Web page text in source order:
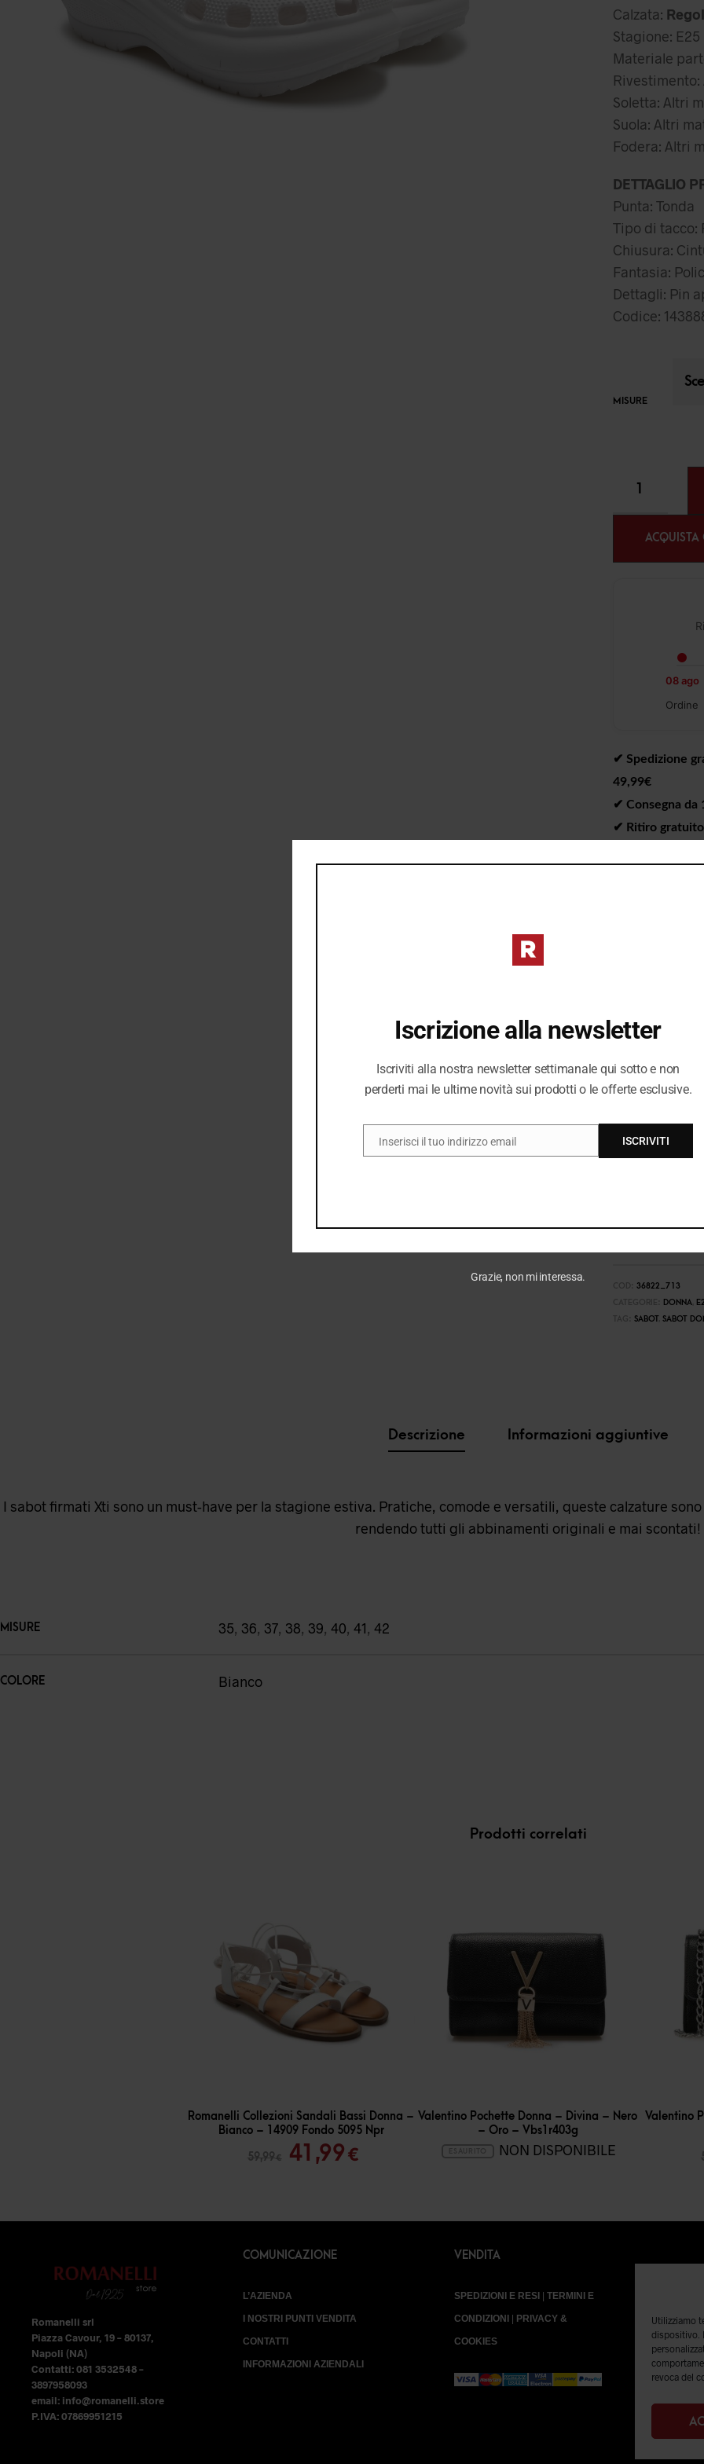
Utilizziamo
dispositivo.
revoca del
Calzata:
Stagione: E25
Materiale
Soletta: Altri
Suola: Altri
Fodera: Altri
DETTAGLIO
Punta: Tonda
Tipo di tacco:
Chiusura:
Fantasia:
Dettagli: Pin
Codice:
MISURE
ACQUISTA
08 ago
Ordine
✔︎ Spedizione
49,99€
✔︎ Consegna da
✔︎ Ritiro
I PREZZI
DIVERSI DAL
36822_713
DONNA,
SABOT, SABOT
Descrizione Informazioni aggiuntive
I sabot firmati Xti sono un must-have per la stagione estiva. Pratiche, comode e versatili, queste calzature
rendendo tutti gli abbinamenti originali e mai scontati!
MISURE 35, 36, 37, 38, 39, 40, 41, 42
COLORE Bianco
Prodotti correlati
Romanelli Collezioni Sandali Bassi Donna –
Bianco – 14909 Fondo 5095 Npr
59,99€
Il
era:
59,99 €.
41,99€Il
è:
Valentino Pochette Donna – Divina – Nero
– Oro – Vbs1r403g
NON DISPONIBILE
- 30
Valentino
Romanelli srl
Piazza Cavour, 19 – 80137,
Napoli (NA)
Contatti: 081 3532548 –
3897958093
email: info@romanelli.store
P.IVA: 07869951215
COMUNICAZIONE
L’AZIENDA
I NOSTRI PUNTI VENDITA
CONTATTI
INFORMAZIONI AZIENDALI
VENDITA
SPEDIZIONI E RESI| TERMINI E
CONDIZIONI| PRIVACY &
COOKIES
Iscrizione alla newsletter
Iscriviti alla nostra newsletter settimanale qui sotto e non
perderti mai le ultime novità sui prodotti o le offerte esclusive.
EMAIL
Inserisci il tuo indirizzo email ISCRIVITI
Grazie, non mi interessa.